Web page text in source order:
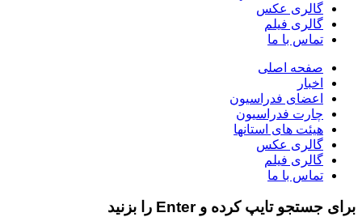
گالری عکس
گالری فیلم
تماس با ما
صفحه اصلی
اخبار
اعضای فدراسیون
چارت فدراسیون
هیئت های استانها
گالری عکس
گالری فیلم
تماس با ما
برای جستجو تایپ کرده و Enter را بزنید